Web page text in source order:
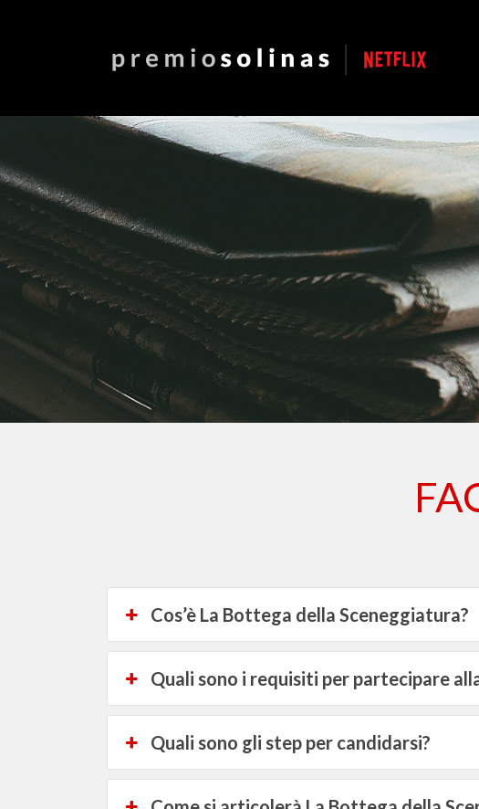
Cos’è La Bottega della Sceneggiatura?
Quali sono i requisiti per partecipare
Quali sono gli step per candidarsi?